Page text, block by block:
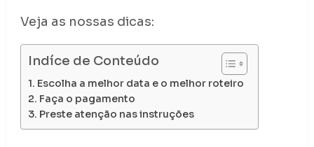
Veja as nossas dicas:
Indíce de Conteúdo
Escolha a melhor data e o melhor roteiro
Faça o pagamento
Preste atenção nas instruções